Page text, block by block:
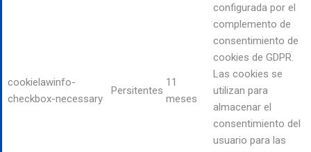
cookielawinfo-
checkbox-necessary
Persitentes
11
meses
configurada por el
complemento de
consentimiento de
cookies de GDPR.
Las cookies se
utilizan para
almacenar el
consentimiento del
usuario para las